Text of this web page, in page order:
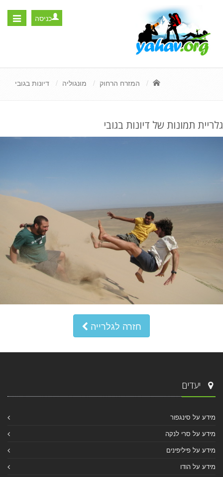
Toggle
כניסה
המזרח הרחוק מונגוליה דיונות בגובי
גלריית תמונות של דיונות בגובי
חזרה לגלרייה
יעדים
מידע על סינגפור
מידע על סרי לנקה
מידע על פיליפינים
מידע על הודו